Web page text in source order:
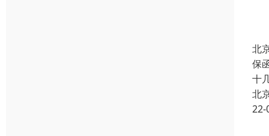
北
保
十
北
22-